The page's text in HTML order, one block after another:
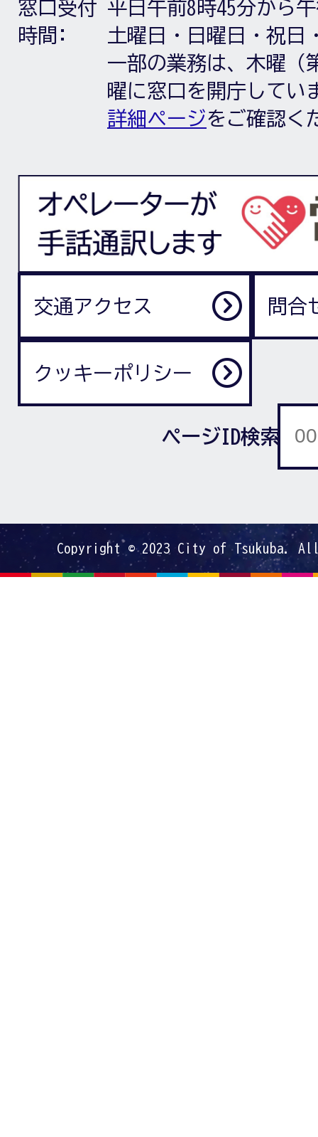
窓口受付
時間:
平日午前8時45分から
土曜日・日曜日・祝日
一部の業務は、木曜（
曜に窓口を開庁してい
詳細ページをご確認く
交通アクセス 問合
クッキーポリシー
ページID検索
Copyright © 2023 City of Tsukuba.